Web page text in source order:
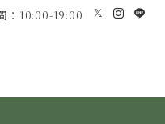
：10:00-19:00